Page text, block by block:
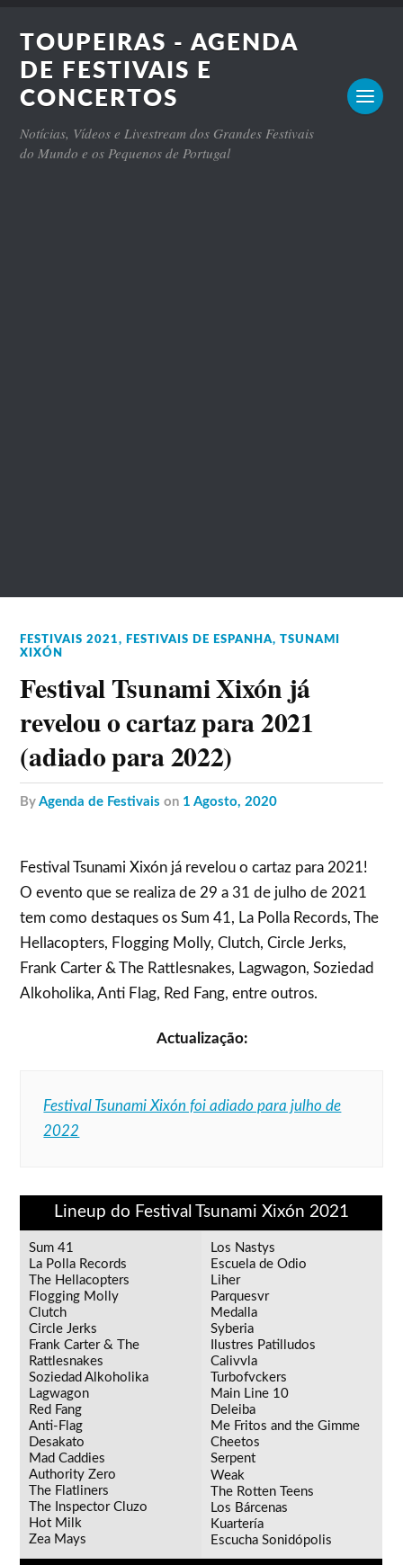
TOUPEIRAS - AGENDA
DE FESTIVAIS E
CONCERTOS
Notícias, Vídeos e Livestream dos Grandes Festivais
do Mundo e os Pequenos de Portugal
FESTIVAIS 2021, FESTIVAIS DE ESPANHA,TSUNAMI
XIXÓN
Festival Tsunami Xixón já
revelou o cartaz para 2021
(adiado para 2022)
byAgenda de Festivais on 1 Agosto, 2020
Festival Tsunami Xixón já revelou o cartaz para 2021!
O evento que se realiza de 29 a 31 de julho de 2021
tem como destaques os Sum 41, La Polla Records, The
Hellacopters, Flogging Molly, Clutch, Circle Jerks,
Frank Carter & The Rattlesnakes, Lagwagon, Soziedad
Alkoholika, Anti Flag, Red Fang, entre outros.
Actualização:
Festival Tsunami Xixón foi adiado para julho de
2022
Lineup do Festival Tsunami Xixón 2021
Sum 41
La Polla Records
The Hellacopters
Flogging Molly
Clutch
Circle Jerks
Frank Carter & The
Rattlesnakes
Soziedad Alkoholika⠀
Lagwagon⠀
Red Fang⠀
Anti-Flag⠀
Desakato⠀
Mad Caddies⠀
Authority Zero⠀
The Flatliners⠀
The Inspector Cluzo⠀
Hot Milk
Zea Mays⠀
Los Nastys⠀
Escuela de Odio⠀
Liher⠀
Parquesvr⠀
Medalla⠀
Syberia⠀
Ilustres Patilludos⠀
Calivvla⠀
Turbofvckers⠀
Main Line 10⠀
Deleiba⠀
Me Fritos and the Gimme
Cheetos⠀
Serpent⠀
Weak
The Rotten Teens⠀
Los Bárcenas⠀
Kuartería⠀
Escucha Sonidópolis